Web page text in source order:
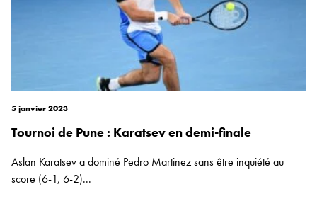
5 janvier 2023
Tournoi de Pune : Karatsev en demi-finale
Aslan Karatsev a dominé Pedro Martinez sans être inquiété au
score (6-1, 6-2)...